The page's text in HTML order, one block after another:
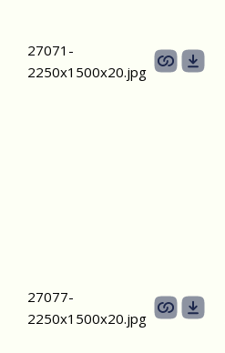
27071-
2250х1500х20.jpg
27077-
2250х1500х20.jpg